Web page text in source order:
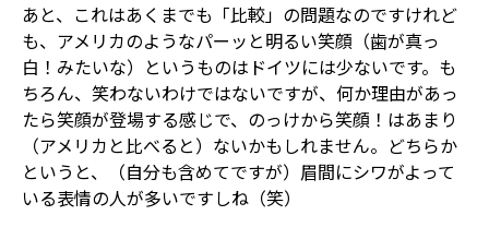
あと、これはあくまでも「比較」の問題なのですけれど
も、アメリカのようなパーッと明るい笑顔（歯が真っ
白！みたいな）というものはドイツには少ないです。も
ちろん、笑わないわけではないですが、何か理由があっ
たら笑顔が登場する感じで、のっけから笑顔！はあまり
（アメリカと比べると）ないかもしれません。どちらか
というと、（自分も含めてですが）眉間にシワがよって
いる表情の人が多いですしね（笑）